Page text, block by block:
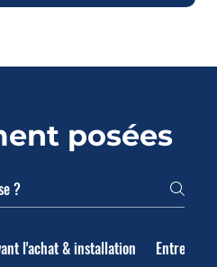
posées
l'achat & installation Entretien